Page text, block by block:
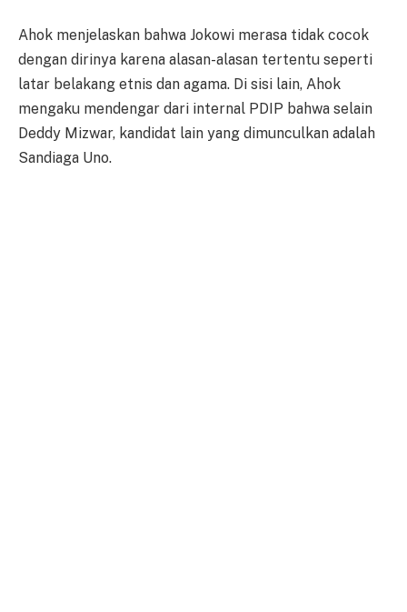
Ahok menjelaskan bahwa Jokowi merasa tidak cocok
dengan dirinya karena alasan-alasan tertentu seperti
latar belakang etnis dan agama. Di sisi lain, Ahok
mengaku mendengar dari internal PDIP bahwa selain
Deddy Mizwar, kandidat lain yang dimunculkan adalah
Sandiaga Uno.